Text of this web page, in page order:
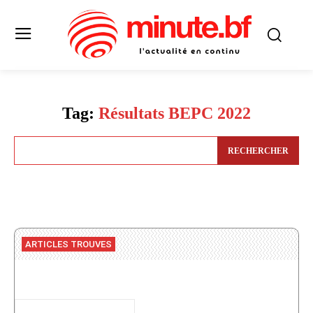
Tag: Résultats BEPC 2022
RECHERCHER
ARTICLES TROUVES